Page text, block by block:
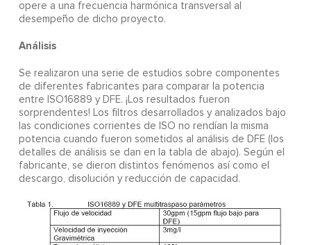
opere a una frecuencia harmónica transversal al
desempeño de dicho proyecto.
Análisis
Se realizaron una serie de estudios sobre componentes
de diferentes fabricantes para comparar la potencia
entre ISO16889 y DFE. ¡Los resultados fueron
sorprendentes! Los filtros desarrollados y analizados bajo
las condiciones corrientes de ISO no rendían la misma
potencia cuando fueron sometidos al análisis de DFE (los
detalles de análisis se dan en la tabla de abajo). Según el
fabricante, se dieron distintos fenómenos así como el
descargo, disolución y reducción de capacidad.